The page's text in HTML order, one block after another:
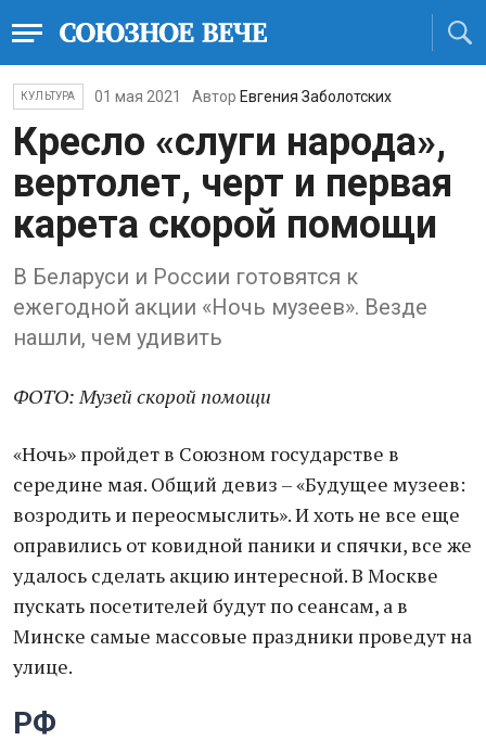
КУЛЬТУРА 01 мая 2021 Автор Евгения Заболотских
Кресло «слуги народа»,
вертолет, черт и первая
карета скорой помощи
В Беларуси и России готовятся к
ежегодной акции «Ночь музеев». Везде
нашли, чем удивить
ФОТО: Музей скорой помощи
«Ночь» пройдет в Союзном государстве в
середине мая. Общий девиз – «Будущее музеев:
возродить и переосмыслить». И хоть не все еще
оправились от ковидной паники и спячки, все же
удалось сделать акцию интересной. В Москве
пускать посетителей будут по сеансам, а в
Минске самые массовые праздники проведут на
улице.
РФ